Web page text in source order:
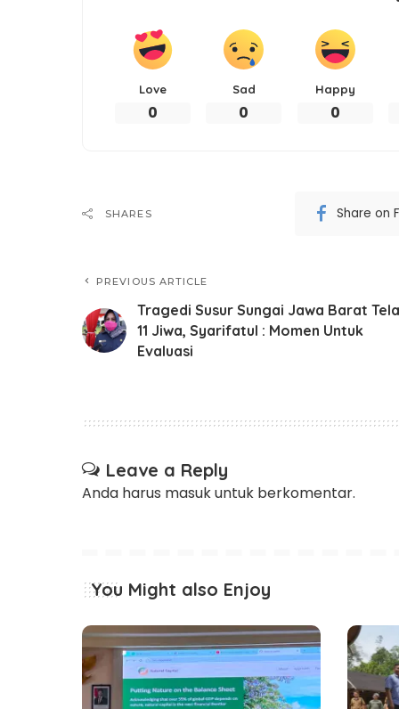
Love
0
Sad
0
Happy
0
SHARES Share on
PREVIOUS ARTICLE
Tragedi Susur Sungai Jawa Barat
11 Jiwa, Syarifatul : Momen Untuk
Evaluasi
Leave a Reply
Anda harus masukuntuk berkomentar.
You Might also Enjoy